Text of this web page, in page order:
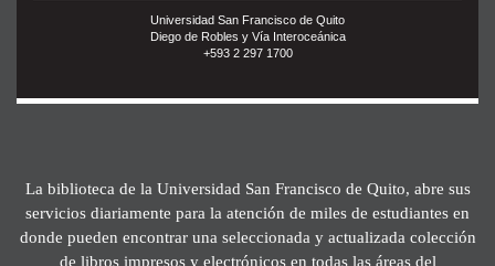
Universidad San Francisco de Quito
Diego de Robles y Vía Interoceánica
+593 2 297 1700
La biblioteca de la Universidad San Francisco de Quito, abre sus
servicios diariamente para la atención de miles de estudiantes en
donde pueden encontrar una seleccionada y actualizada colección
de libros impresos y electrónicos en todas las áreas del